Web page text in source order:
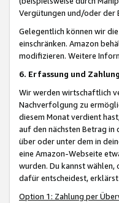
Vergütungen und/oder der
Gelegentlich können wir
einschränken. Amazon
modifizieren. Weitere
6. Erfassung und
Wir werden wirtschaftlich
Nachverfolgung zu
diesem Monat verdient
auf den nächsten Betrag
über oder unter dem in
eine Amazon-Webseite
wurden. Du kannst
dafür entscheidest,
Option 1: Zahlung per